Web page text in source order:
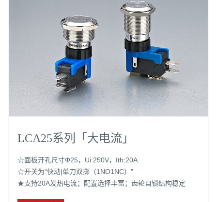
LCA25系列「大电流」
☆面板开孔尺寸Φ25，Ui:250V，Ith:20A
☆开关为“快动|单刀双掷（1NO1NC）”
★支持20A发热电流；配置选择丰富；齿轮自锁结构稳定